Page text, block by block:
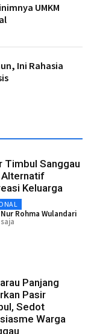
UMKM
Ini Rahasia
Timbul Sanggau
Keluarga
Nur Rohma Wulandari
Panjang
Pasir
Sedot
Warga